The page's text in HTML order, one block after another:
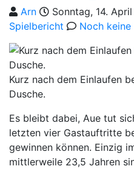
Geschrieben von
Arn am Sonntag, 14.
Spielbericht
Noch keine
Kurz nach dem Einlaufen
Dusche.
Es bleibt dabei, Aue tut
letzten vier Gastauftritte
gewinnen können. Einzig
mittlerweile 23,5 Jahren